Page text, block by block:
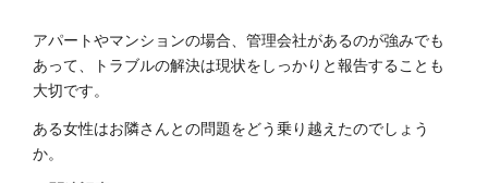
アパートやマンションの場合、管理会社があるのが強みでも
あって、トラブルの解決は現状をしっかりと報告することも
大切です。
ある女性はお隣さんとの問題をどう乗り越えたのでしょう
か。